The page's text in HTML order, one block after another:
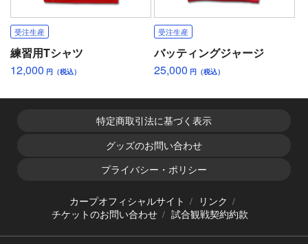
受注生産
練習用Tシャツ
12,000 円（税込）
受注生産
バッティングジャージ
25,000 円（税込）
特定商取引法に基づく表示
グッズのお問い合わせ
プライバシー・ポリシー
カープオフィシャルサイト
リンク
チケットのお問い合わせ
試合観戦契約約款